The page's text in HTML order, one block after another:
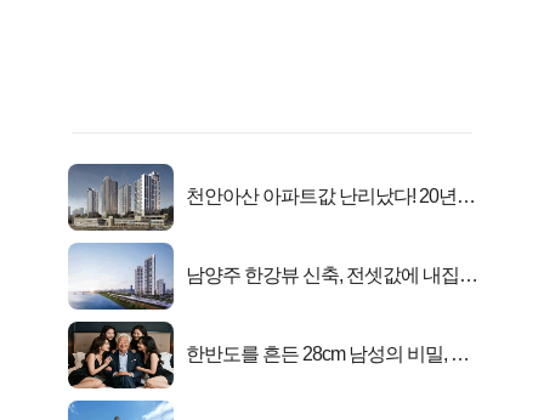
천안아산 아파트값 난리났다! 20년
남양주 한강뷰 신축, 전셋값에 내집마
한반도를 흔든 28cm 남성의 비밀, 매